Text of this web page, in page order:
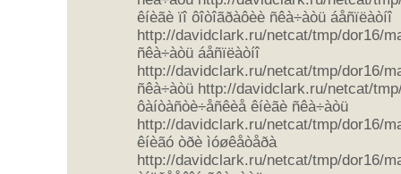
êíèãè ïî ôîòîãðàôèè ñêà÷àòü áåñïëàòíî
http://davidclark.ru/netcat/tmp/dor16/
ñêà÷àòü áåñïëàòíî
http://davidclark.ru/netcat/tmp/dor16/
ñêà÷àòü http://davidclark.ru/netcat/
ôàíòàñòè÷åñêèå êíèãè ñêà÷àòü
http://davidclark.ru/netcat/tmp/dor16/
êíèãó òðè ìóøêåòåðà
http://davidclark.ru/netcat/tmp/dor16/